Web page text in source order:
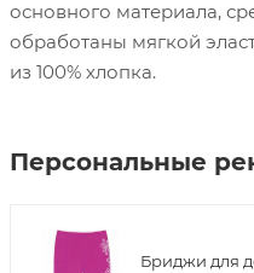
основного материала,
обработаны мягкой
из 100% хлопка.
Персональные
Бриджи для